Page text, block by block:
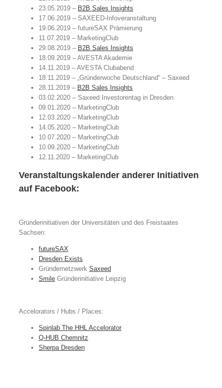
23.05.2019 – B2B Sales Insights
17.06.2019 – SAXEED-Infoveranstaltung
19.06.2019 – futureSAX Prämierung
11.07.2019 – MarketingClub
29.08.2019 – B2B Sales Insights
18.09.2019 – AVESTA Akademie
14.11.2019 – AVESTA Clubabend
18.11.2019 – „Gründerwoche Deutschland“ – Saxeed
28.11.2019 – B2B Sales Insights
03.02.2020 – Saxeed Investorentag in Dresden
09.01.2020 – MarketingClub
12.03.2020 – MarketingClub
14.05.2020 – MarketingClub
10.07.2020 – MarketingClub
10.09.2020 – MarketingClub
12.11.2020 – MarketingClub
Veranstaltungskalender anderer Initiativen
auf Facebook:
Gründerinitiativen der Universitäten und des Freistaates
Sachsen:
futureSAX
Dresden Exists
Gründernetzwerk Saxeed
Smile Gründerinitiative Leipzig
Accelorators / Hubs / Places:
Spinlab The HHL Accelorator
Q-HUB Chemnitz
Sherpa Dresden